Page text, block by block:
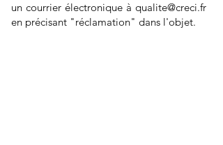
un courrier électronique à qualite@creci.fr
en précisant "réclamation" dans l'objet.